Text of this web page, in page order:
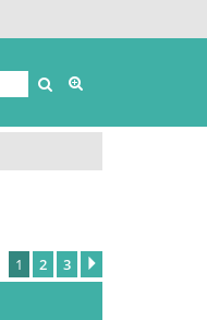
Buscar
1 2 3